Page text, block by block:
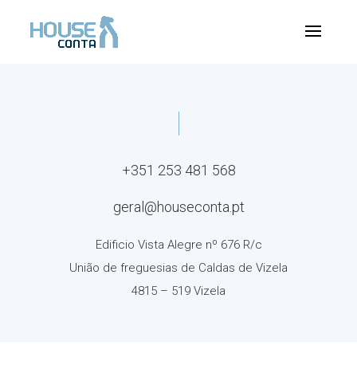
+351 253 481 568
geral@houseconta.pt
Edificio Vista Alegre nº 676 R/c
União de freguesias de Caldas de Vizela
4815 – 519 Vizela